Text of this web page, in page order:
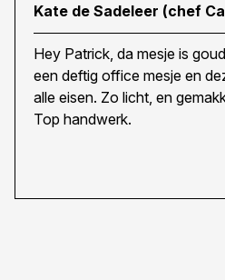
Kate de Sadeleer (chef
Hey Patrick, da mesje is
een deftig office mesje en
alle eisen. Zo licht, en
Top handwerk.